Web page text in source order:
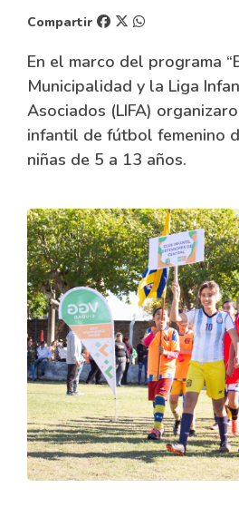
Compartir
En el marco del programa
Municipalidad y la Liga
Asociados (LIFA)
infantil de fútbol femenino
niñas de 5 a 13 años.